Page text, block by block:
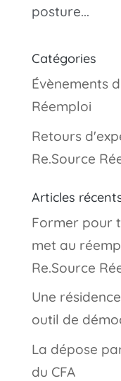
posture...
Catégories
Évènements
Réemploi
Retours
Re.Source
Articles
Former pour
met au
Re.Source
Une
outil de
La dépose
du CFA